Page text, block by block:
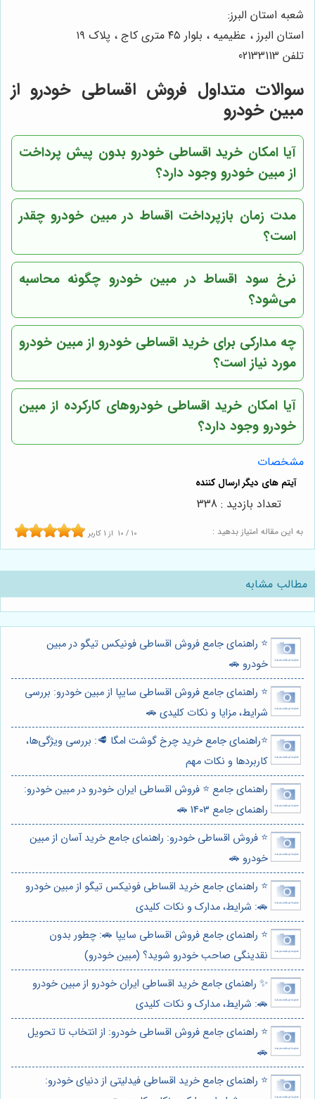
شعبه استان البرز:
استان البرز ، عظیمیه ، بلوار ۴۵ متری کاج ، پلاک ۱۹
تلفن 02133113
سوالات متداول فروش اقساطی خودرو از
مبین خودرو
آیا امکان خرید اقساطی خودرو بدون پیش پرداخت
از مبین خودرو وجود دارد؟
مدت زمان بازپرداخت اقساط در مبین خودرو چقدر
است؟
نرخ سود اقساط در مبین خودرو چگونه محاسبه
می‌شود؟
چه مدارکی برای خرید اقساطی خودرو از مبین خودرو
مورد نیاز است؟
آیا امکان خرید اقساطی خودروهای کارکرده از مبین
خودرو وجود دارد؟
مشخصات
به این مقاله امتیاز بدهید : 10 / 10 از 1 کاربر
تعداد بازدید : 338
مطالب مشابه
⭐️ راهنمای جامع فروش اقساطی فونیکس تیگو در مبین
خودرو 🚗
⭐️ راهنمای جامع فروش اقساطی سایپا از مبین خودرو: بررسی
شرایط، مزایا و نکات کلیدی 🚗
⭐️راهنمای جامع خرید چرخ گوشت امگا 🥩: بررسی ویژگی‌ها،
کاربردها و نکات مهم
راهنمای جامع ⭐️ فروش اقساطی ایران خودرو در مبین خودرو:
راهنمای جامع 1403 🚗
⭐️ فروش اقساطی خودرو: راهنمای جامع خرید آسان از مبین
خودرو 🚗
⭐️ راهنمای جامع خرید اقساطی فونیکس تیگو از مبین خودرو
🚗: شرایط، مدارک و نکات کلیدی
⭐️ راهنمای جامع فروش اقساطی سایپا 🚗: چطور بدون
نقدینگی صاحب خودرو شوید؟ (مبین خودرو)
✨ راهنمای جامع خرید اقساطی ایران خودرو از مبین خودرو
🚗: شرایط، مدارک و نکات کلیدی
⭐️ راهنمای جامع فروش اقساطی خودرو: از انتخاب تا تحویل
🚗
⭐️ راهنمای جامع خرید اقساطی فیدلیتی از دنیای خودرو: